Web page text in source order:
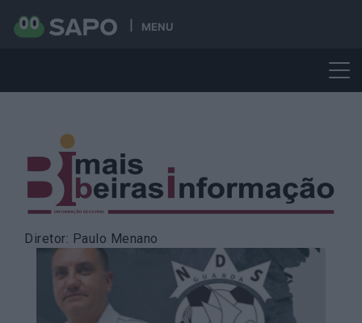
MENU
content
Diretor: Paulo Menano